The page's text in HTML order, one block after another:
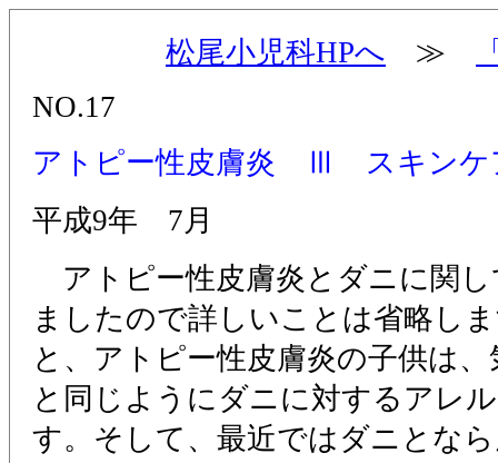
松尾小児科HPへ ≫
NO.17
アトピー性皮膚炎 Ⅲ スキンケ
平成9年 7月
アトピー性皮膚炎とダニに関
ましたので詳しいことは省略し
と、アトピー性皮膚炎の子供は
と同じようにダニに対するアレ
す。そして、最近ではダニとな